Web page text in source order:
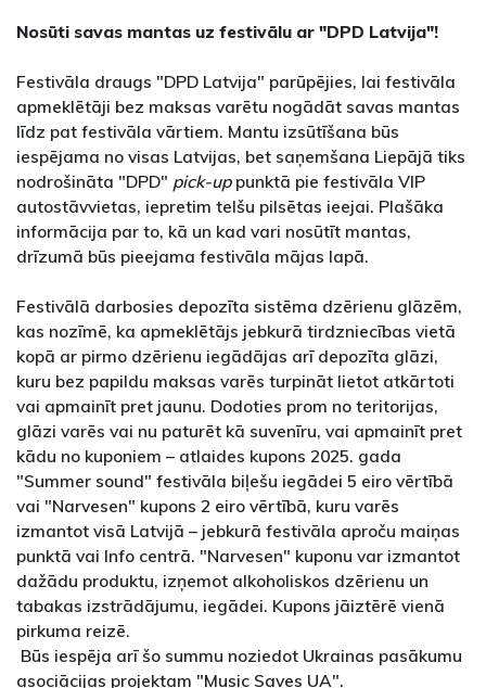
Nosūti savas mantas uz festivālu ar "DPD Latvija"!
Festivāla draugs "DPD Latvija" parūpējies, lai festivāla
apmeklētāji bez maksas varētu nogādāt savas mantas
līdz pat festivāla vārtiem. Mantu izsūtīšana būs
iespējama no visas Latvijas, bet saņemšana Liepājā tiks
nodrošināta "DPD" pick-uppunktā pie festivāla VIP
autostāvvietas, iepretim telšu pilsētas ieejai. Plašāka
informācija par to, kā un kad vari nosūtīt mantas,
drīzumā būs pieejama festivāla mājas lapā.
Festivālā darbosies depozīta sistēma dzērienu glāzēm,
kas nozīmē, ka apmeklētājs jebkurā tirdzniecības vietā
kopā ar pirmo dzērienu iegādājas arī depozīta glāzi,
kuru bez papildu maksas varēs turpināt lietot atkārtoti
vai apmainīt pret jaunu. Dodoties prom no teritorijas,
glāzi varēs vai nu paturēt kā suvenīru, vai apmainīt pret
kādu no kuponiem – atlaides kupons 2025. gada
"Summer sound" festivāla biļešu iegādei 5 eiro vērtībā
vai "Narvesen" kupons 2 eiro vērtībā, kuru varēs
izmantot visā Latvijā – jebkurā festivāla aproču maiņas
punktā vai Info centrā. "Narvesen" kuponu var izmantot
dažādu produktu, izņemot alkoholiskos dzērienu un
tabakas izstrādājumu, iegādei. Kupons jāiztērē vienā
pirkuma reizē.
Būs iespēja arī šo summu noziedot Ukrainas pasākumu
asociācijas projektam "Music Saves UA".